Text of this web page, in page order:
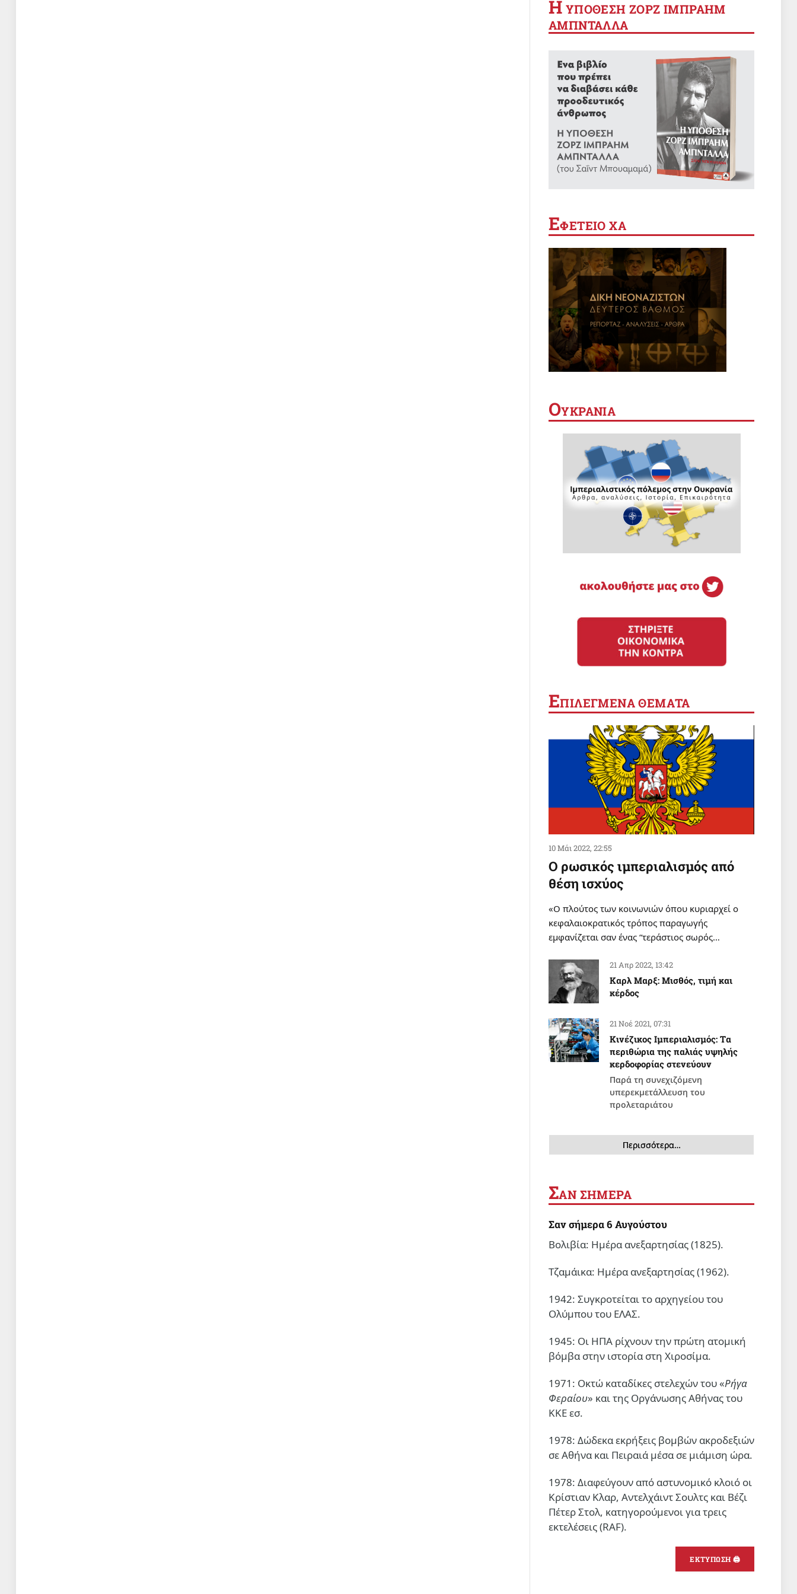
Η YΠΟΘΕΣΗ ΖΟΡΖ ΙΜΠΡΑΗΜ
ΑΜΠΝΤΑΛΛΑ
ΕΦΕΤΕΙΟ ΧΑ
ΟΥΚΡΑΝΙΑ
ΕΠΙΛΕΓΜΕΝΑ ΘΕΜΑΤΑ
10 Μάι 2022, 22:55
Ο ρωσικός ιμπεριαλισμός από
θέση ισχύος
«Ο πλούτος των κοινωνιών όπου κυριαρχεί ο
κεφαλαιοκρατικός τρόπος παραγωγής
εμφανίζεται σαν ένας “τεράστιος σωρός…
21 Απρ 2022, 13:42
Καρλ Μαρξ: Μισθός, τιμή και
κέρδος
21 Νοέ 2021, 07:31
Κινέζικος Ιμπεριαλισμός: Tα
περιθώρια της παλιάς υψηλής
κερδοφορίας στενεύουν
Παρά τη συνεχιζόμενη
υπερεκμετάλλευση του
προλεταριάτου
Περισσότερα…
ΣΑΝ ΣΗΜΕΡΑ
Σαν σήμερα 6 Αυγούστου
Βολιβία: Ημέρα ανεξαρτησίας (1825).
Τζαμάικα: Ημέρα ανεξαρτησίας (1962).
1942: Συγκροτείται το αρχηγείου του
Ολύμπου του ΕΛΑΣ.
1945: Οι ΗΠΑ ρίχνουν την πρώτη ατομική
βόμβα στην ιστορία στη Χιροσίμα.
1971: Οκτώ καταδίκες στελεχών του «Ρήγα
Φεραίου» και της Οργάνωσης Αθήνας του
ΚΚΕ εσ.
1978: Δώδεκα εκρήξεις βομβών ακροδεξιών
σε Αθήνα και Πειραιά μέσα σε μιάμιση ώρα.
1978: Διαφεύγουν από αστυνομικό κλοιό οι
Κρίστιαν Κλαρ, Αντελχάιντ Σουλτς και Βέζι
Πέτερ Στολ, κατηγορούμενοι για τρεις
εκτελέσεις (RAF).
ΕΚΤΥΠΩΣΗ 🖨